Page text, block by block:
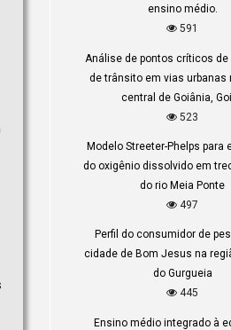
ensino médio.
591
Análise de pontos críticos
de trânsito em vias urbanas
central de Goiânia,
523
Modelo Streeter-Phelps para
do oxigênio dissolvido em
do rio Meia Ponte
497
Perfil do consumidor de
cidade de Bom Jesus na
do Gurgueia
445
Ensino médio integrado à